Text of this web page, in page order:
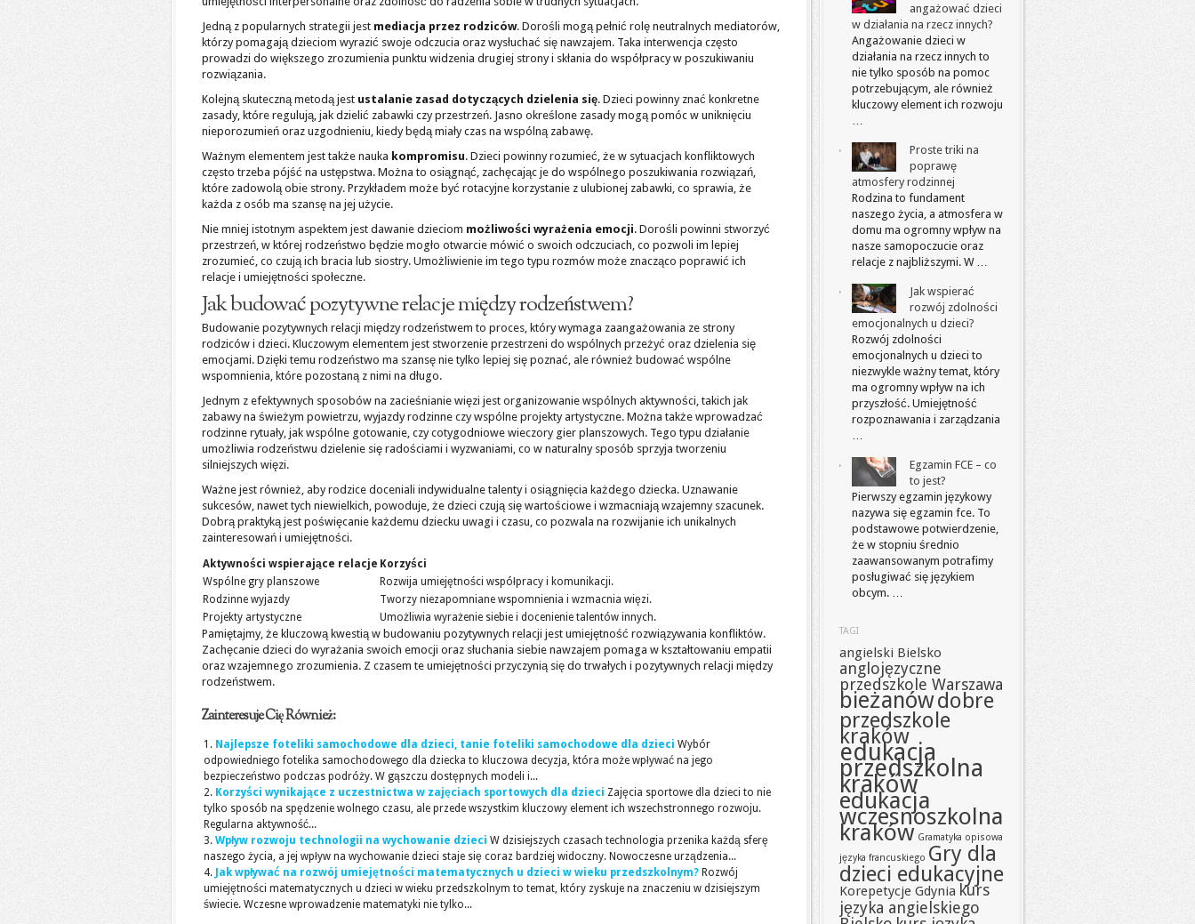
Jedną z popularnych strategii jest mediacja przez rodziców. Dorośli mogą pełnić rolę neutralnych mediatorów,
którzy pomagają dzieciom wyrazić swoje odczucia oraz wysłuchać się nawzajem. Taka interwencja często
prowadzi do większego zrozumienia punktu widzenia drugiej strony i skłania do współpracy w poszukiwaniu
rozwiązania.
Kolejną skuteczną metodą jest ustalanie zasad dotyczących dzielenia się. Dzieci powinny znać konkretne
zasady, które regulują, jak dzielić zabawki czy przestrzeń. Jasno określone zasady mogą pomóc w uniknięciu
nieporozumień oraz uzgodnieniu, kiedy będą miały czas na wspólną zabawę.
Ważnym elementem jest także nauka kompromisu. Dzieci powinny rozumieć, że w sytuacjach konfliktowych
często trzeba pójść na ustępstwa. Można to osiągnąć, zachęcając je do wspólnego poszukiwania rozwiązań,
które zadowolą obie strony. Przykładem może być rotacyjne korzystanie z ulubionej zabawki, co sprawia, że
każda z osób ma szansę na jej użycie.
Nie mniej istotnym aspektem jest dawanie dzieciom możliwości wyrażenia emocji. Dorośli powinni stworzyć
przestrzeń, w której rodzeństwo będzie mogło otwarcie mówić o swoich odczuciach, co pozwoli im lepiej
zrozumieć, co czują ich bracia lub siostry. Umożliwienie im tego typu rozmów może znacząco poprawić ich
relacje i umiejętności społeczne.
Jak budować pozytywne relacje między rodzeństwem?
Budowanie pozytywnych relacji między rodzeństwem to proces, który wymaga zaangażowania ze strony
rodziców i dzieci. Kluczowym elementem jest stworzenie przestrzeni do wspólnych przeżyć oraz dzielenia się
emocjami. Dzięki temu rodzeństwo ma szansę nie tylko lepiej się poznać, ale również budować wspólne
wspomnienia, które pozostaną z nimi na długo.
Jednym z efektywnych sposobów na zacieśnianie więzi jest organizowanie wspólnych aktywności, takich jak
zabawy na świeżym powietrzu, wyjazdy rodzinne czy wspólne projekty artystyczne. Można także wprowadzać
rodzinne rytuały, jak wspólne gotowanie, czy cotygodniowe wieczory gier planszowych. Tego typu działanie
umożliwia rodzeństwu dzielenie się radościami i wyzwaniami, co w naturalny sposób sprzyja tworzeniu
silniejszych więzi.
Ważne jest również, aby rodzice doceniali indywidualne talenty i osiągnięcia każdego dziecka. Uznawanie
sukcesów, nawet tych niewielkich, powoduje, że dzieci czują się wartościowe i wzmacniają wzajemny szacunek.
Dobrą praktyką jest poświęcanie każdemu dziecku uwagi i czasu, co pozwala na rozwijanie ich unikalnych
zainteresowań i umiejętności.
Aktywności wspierające relacje Korzyści
Wspólne gry planszowe
Rozwija umiejętności współpracy i komunikacji.
Rodzinne wyjazdy
Tworzy niezapomniane wspomnienia i wzmacnia więzi.
Projekty artystyczne
Umożliwia wyrażenie siebie i docenienie talentów innych.
Pamiętajmy, że kluczową kwestią w budowaniu pozytywnych relacji jest umiejętność rozwiązywania konfliktów.
Zachęcanie dzieci do wyrażania swoich emocji oraz słuchania siebie nawzajem pomaga w kształtowaniu empatii
oraz wzajemnego zrozumienia. Z czasem te umiejętności przyczynią się do trwałych i pozytywnych relacji między
rodzeństwem.
Zainteresuje Cię Również:
Najlepsze foteliki samochodowe dla dzieci, tanie foteliki samochodowe dla dzieci Wybór
odpowiedniego fotelika samochodowego dla dziecka to kluczowa decyzja, która może wpływać na jego
bezpieczeństwo podczas podróży. W gąszczu dostępnych modeli i...
Korzyści wynikające z uczestnictwa w zajęciach sportowych dla dzieci Zajęcia sportowe dla dzieci to nie
tylko sposób na spędzenie wolnego czasu, ale przede wszystkim kluczowy element ich wszechstronnego rozwoju.
Regularna aktywność...
Wpływ rozwoju technologii na wychowanie dzieci W dzisiejszych czasach technologia przenika każdą sferę
naszego życia, a jej wpływ na wychowanie dzieci staje się coraz bardziej widoczny. Nowoczesne urządzenia...
Jak wpływać na rozwój umiejętności matematycznych u dzieci w wieku przedszkolnym? Rozwój
umiejętności matematycznych u dzieci w wieku przedszkolnym to temat, który zyskuje na znaczeniu w dzisiejszym
świecie. Wczesne wprowadzenie matematyki nie tylko...
angażować dzieci
w działania na rzecz innych?
Angażowanie dzieci w
działania na rzecz innych to
nie tylko sposób na pomoc
potrzebującym, ale również
kluczowy element ich rozwoju
…
Proste triki na
poprawę
atmosfery rodzinnej
Rodzina to fundament
naszego życia, a atmosfera w
domu ma ogromny wpływ na
nasze samopoczucie oraz
relacje z najbliższymi. W …
Jak wspierać
rozwój zdolności
emocjonalnych u dzieci?
Rozwój zdolności
emocjonalnych u dzieci to
niezwykle ważny temat, który
ma ogromny wpływ na ich
przyszłość. Umiejętność
rozpoznawania i zarządzania
…
Egzamin FCE – co
to jest?
Pierwszy egzamin językowy
nazywa się egzamin fce. To
podstawowe potwierdzenie,
że w stopniu średnio
zaawansowanym potrafimy
posługiwać się językiem
obcym. …
TAGI
angielski Bielsko
anglojęzyczne
przedszkole Warszawa
bieżanówdobre
przedszkole
kraków
edukacja
przedszkolna
kraków
edukacja
wczesnoszkolna
kraków Gramatyka opisowa
języka francuskiego Gry dla
dzieci edukacyjne
Korepetycje Gdynia kurs
języka angielskiego